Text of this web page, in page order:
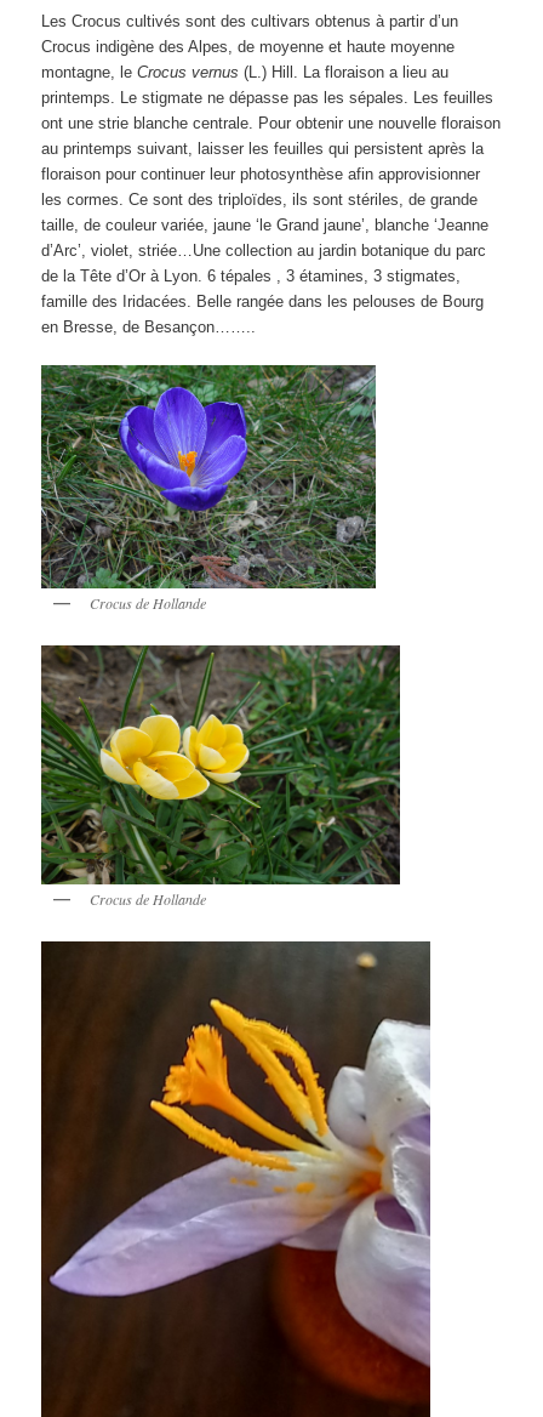
Les Crocus cultivés sont des cultivars obtenus à partir d’un
Crocus indigène des Alpes, de moyenne et haute moyenne
montagne, leCrocus vernus (L.) Hill. La floraison a lieu au
printemps. Le stigmate ne dépasse pas les sépales. Les feuilles
ont une strie blanche centrale. Pour obtenir une nouvelle floraison
au printemps suivant, laisser les feuilles qui persistent après la
floraison pour continuer leur photosynthèse afin approvisionner
les cormes. Ce sont des triploïdes, ils sont stériles, de grande
taille, de couleur variée, jaune ‘le Grand jaune’, blanche ‘Jeanne
d’Arc’, violet, striée…Une collection au jardin botanique du parc
de la Tête d’Or à Lyon. 6 tépales , 3 étamines, 3 stigmates,
famille des Iridacées. Belle rangée dans les pelouses de Bourg
en Bresse, de Besançon……..
Crocus de Hollande
Crocus de Hollande